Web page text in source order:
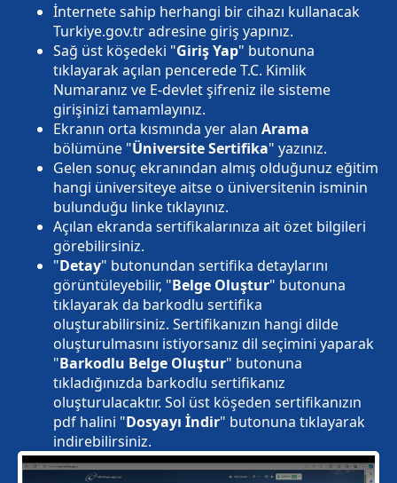
İnternete sahip herhangi bir cihazı kullanacak
Turkiye.gov.tr adresine giriş yapınız.
Sağ üst köşedeki "Giriş Yap" butonuna
tıklayarak açılan pencerede T.C. Kimlik
Numaranız ve E-devlet şifreniz ile sisteme
girişinizi tamamlayınız.
Ekranın orta kısmında yer alan Arama
bölümüne "Üniversite Sertifika" yazınız.
Gelen sonuç ekranından almış olduğunuz eğitim
hangi üniversiteye aitse o üniversitenin isminin
bulunduğu linke tıklayınız.
Açılan ekranda sertifikalarınıza ait özet bilgileri
görebilirsiniz.
"Detay" butonundan sertifika detaylarını
görüntüleyebilir, "Belge Oluştur" butonuna
tıklayarak da barkodlu sertifika
oluşturabilirsiniz. Sertifikanızın hangi dilde
oluşturulmasını istiyorsanız dil seçimini yaparak
"Barkodlu Belge Oluştur" butonuna
tıkladığınızda barkodlu sertifikanız
oluşturulacaktır. Sol üst köşeden sertifikanızın
pdf halini "Dosyayı İndir" butonuna tıklayarak
indirebilirsiniz.